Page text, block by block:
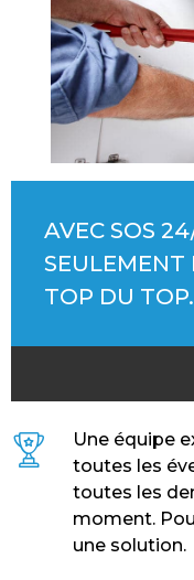
AVEC SOS
SEULEMENT
TOP DU TOP.
Une équipe
toutes les
toutes les
moment.
une solution.